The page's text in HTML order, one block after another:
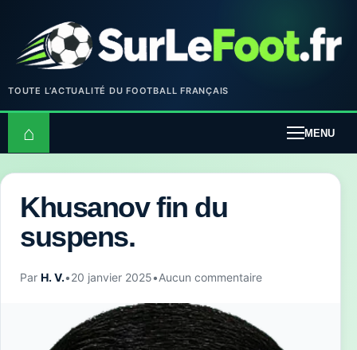
TOUTE L’ACTUALITÉ DU FOOTBALL FRANÇAIS
⌂ MENU
Khusanov fin du
suspens.
Par H. V.•20 janvier 2025•Aucun commentaire